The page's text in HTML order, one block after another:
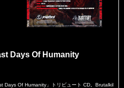
Days Of Humanity
Days Of Humanity」トリビュート CD。Brutalkil